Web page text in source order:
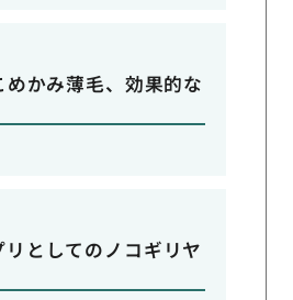
めかみ薄毛、効果的な
としてのノコギリヤ